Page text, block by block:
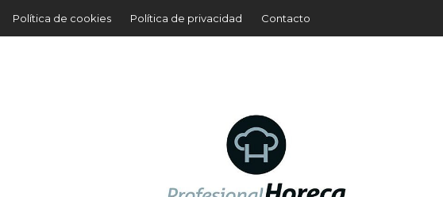
Política de cookies Política de privacidad Contacto